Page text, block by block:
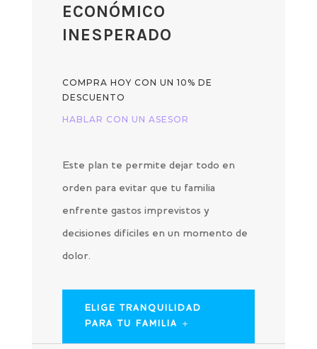
ECONÓMICO
INESPERADO
COMPRA HOY CON UN 10% DE
DESCUENTO
HABLAR CON UN ASESOR
Este plan te permite dejar todo en
orden para evitar que tu familia
enfrente gastos imprevistos y
decisiones difíciles en un momento de
dolor.
ELIGE TRANQUILIDAD
PARA TU FAMILIA